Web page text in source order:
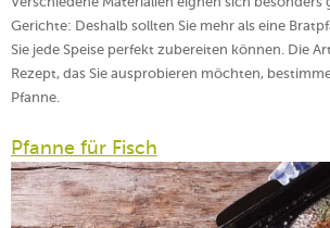
Gerichte: Deshalb sollten Sie mehr als eine
Sie jede Speise perfekt zubereiten können. Die
Rezept, das Sie ausprobieren möchten,
Pfanne.
Pfanne für Fisch